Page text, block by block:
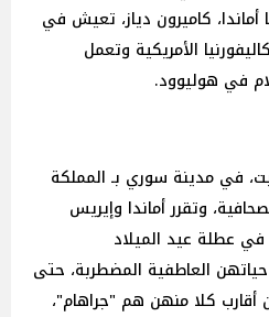
كاميرون دياز، تعيش في
الأمريكية وتعمل
في هوليوود.
في مدينة سوري بـ المملكة
وتقرر أماندا وإيريس
في عطلة عيد الميلاد
العاطفية المضطربة، حتى
كلا منهن هم "جراهام"،